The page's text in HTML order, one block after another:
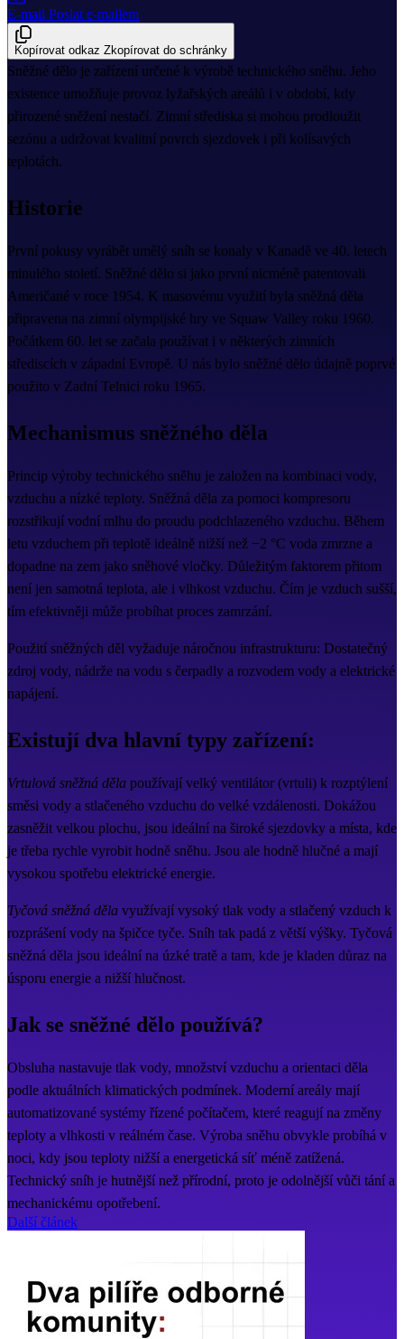
E-mail Poslat e-mailem
Kopírovat odkaz Zkopírovat do schránky
Sněžné dělo je zařízení určené k výrobě technického sněhu. Jeho
existence umožňuje provoz lyžařských areálů i v období, kdy
přirozené sněžení nestačí. Zimní střediska si mohou prodloužit
sezónu a udržovat kvalitní povrch sjezdovek i při kolísavých
teplotách.
Historie
První pokusy vyrábět umělý sníh se konaly v Kanadě ve 40. letech
minulého století. Sněžné dělo si jako první nicméně patentovali
Američané v roce 1954. K masovému využití byla sněžná děla
připravena na zimní olympijské hry ve Squaw Valley roku 1960.
Počátkem 60. let se začala používat i v některých zimních
střediscích v západní Evropě. U nás bylo sněžné dělo údajně poprvé
použito v Zadní Telnici roku 1965.
Mechanismus sněžného děla
Princip výroby technického sněhu je založen na kombinaci vody,
vzduchu a nízké teploty. Sněžná děla za pomoci kompresoru
rozstřikují vodní mlhu do proudu podchlazeného vzduchu. Během
letu vzduchem při teplotě ideálně nižší než −2 °C voda zmrzne a
dopadne na zem jako sněhové vločky. Důležitým faktorem přitom
není jen samotná teplota, ale i vlhkost vzduchu. Čím je vzduch sušší,
tím efektivněji může probíhat proces zamrzání.
Použití sněžných děl vyžaduje náročnou infrastrukturu: Dostatečný
zdroj vody, nádrže na vodu s čerpadly a rozvodem vody a elektrické
napájení.
Existují dva hlavní typy zařízení:
Vrtulová sněžná děla používají velký ventilátor (vrtuli) k rozptýlení
směsi vody a stlačeného vzduchu do velké vzdálenosti. Dokážou
zasněžit velkou plochu, jsou ideální na široké sjezdovky a místa, kde
je třeba rychle vyrobit hodně sněhu. Jsou ale hodně hlučné a mají
vysokou spotřebu elektrické energie.
Tyčová sněžná děla využívají vysoký tlak vody a stlačený vzduch k
rozprášení vody na špičce tyče. Sníh tak padá z větší výšky. Tyčová
sněžná děla jsou ideální na úzké tratě a tam, kde je kladen důraz na
úsporu energie a nižší hlučnost.
Jak se sněžné dělo používá?
Obsluha nastavuje tlak vody, množství vzduchu a orientaci děla
podle aktuálních klimatických podmínek. Moderní areály mají
automatizované systémy řízené počítačem, které reagují na změny
teploty a vlhkosti v reálném čase. Výroba sněhu obvykle probíhá v
noci, kdy jsou teploty nižší a energetická síť méně zatížená.
Technický sníh je hutnější než přírodní, proto je odolnější vůči tání a
mechanickému opotřebení.
Další článek